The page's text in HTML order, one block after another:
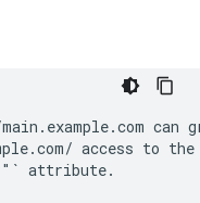
can
access to
attribute.